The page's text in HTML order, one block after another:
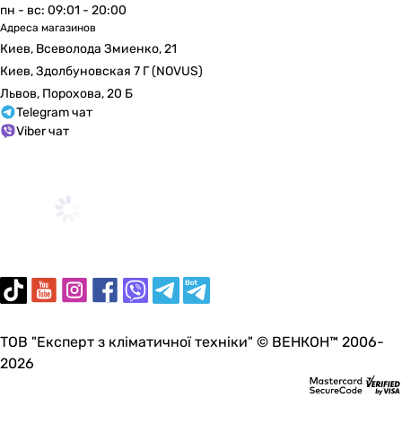
пн - вс: 09:01 - 20:00
Адреса магазинов
Киев, Всеволода Змиенко, 21
Киев, Здолбуновская 7 Г (NOVUS)
Львов, Порохова, 20 Б
Telegram чат
Viber чат
ТОВ "Експерт з кліматичної техніки" © ВЕНКОН™ 2006-
2026